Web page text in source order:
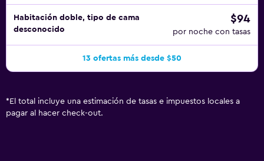
Habitación doble, tipo de cama
desconocido
$94
por noche con tasas
13 ofertas más desde $50
* El total incluye una estimación de tasas e impuestos locales a
pagar al hacer check-out.